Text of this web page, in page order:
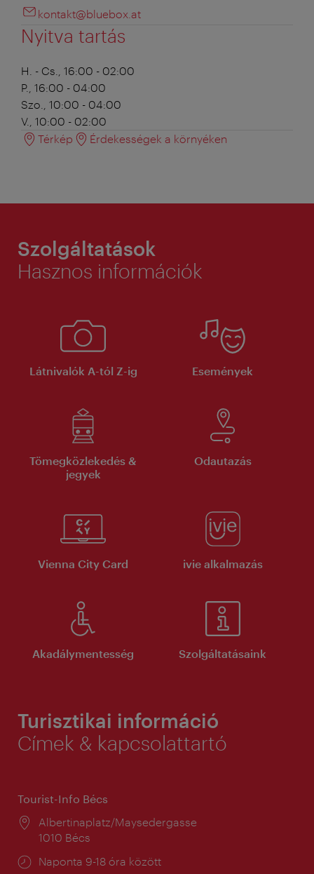
kontakt@bluebox.at
Nyitva tartás
H. - Cs., 16:00 - 02:00
P., 16:00 - 04:00
Szo., 10:00 - 04:00
V., 10:00 - 02:00
Térkép
Érdekességek a környéken
Szolgáltatások
Hasznos információk
Látnivalók A-tól Z-ig Események
Tömegközlekedés &
jegyek
Odautazás
Vienna City Card ivie alkalmazás
Akadálymentesség Szolgáltatásaink
Turisztikai információ
Címek & kapcsolattartó
Tourist-Info Bécs
Helyszín:
Albertinaplatz/Maysedergasse
1010 Bécs
Nyitva
Naponta 9-18 óra között